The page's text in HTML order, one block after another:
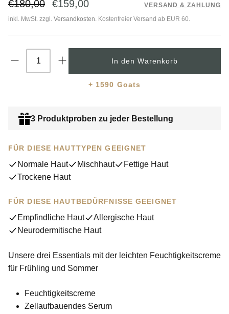
Nachhaltigkeit
€180,00 €159,00
VERSAND & ZAHLUNG
inkl. MwSt. zzgl. Versandkosten. Kostenfreier Versand ab EUR 60.
In den Warenkorb
+ 1590 Goats
3 Produktproben zu jeder Bestellung
FÜR DIESE HAUTTYPEN GEEIGNET
Normale Haut Mischhaut
Fettige Haut
Trockene Haut
FÜR DIESE HAUTBEDÜRFNISSE GEEIGNET
Empfindliche Haut
Allergische Haut
Neurodermitische Haut
Unsere drei Essentials mit der leichten Feuchtigkeitscreme
für Frühling und Sommer
Feuchtigkeitscreme
Zellaufbauendes Serum